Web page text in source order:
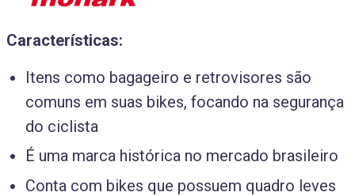
Características:
Itens como bagageiro e retrovisores são
comuns em suas bikes, focando na segurança
do ciclista
É uma marca histórica no mercado brasileiro
Conta com bikes que possuem quadro leves